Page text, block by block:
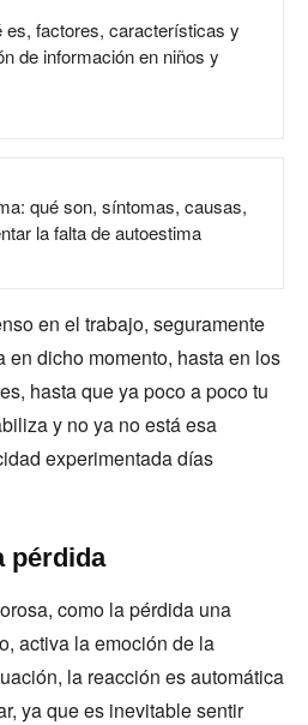
es, factores, características y
de información en niños y
qué son, síntomas, causas,
la falta de autoestima
en el trabajo, seguramente
en dicho momento, hasta en los
hasta que ya poco a poco tu
y no ya no está esa
experimentada días
pérdida
como la pérdida una
activa la emoción de la
la reacción es automática
ya que es inevitable sentir